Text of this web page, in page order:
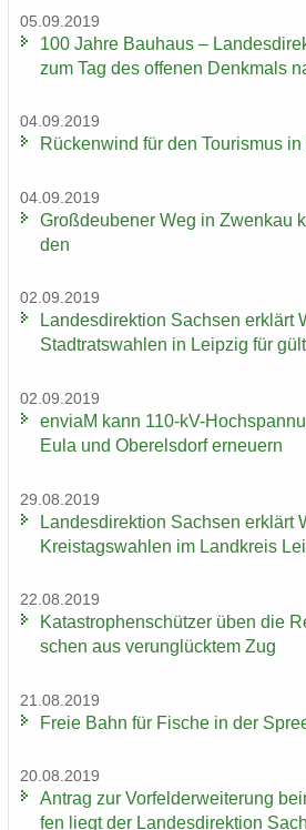
05.09.2019
100 Jahre Bau­haus –
zum Tag des of­fe­nen Denk­mals
04.09.2019
Rü­cken­wind für den Tou­ris­mus
04.09.2019
Groß­deu­be­ner Weg in Zwenkau
den
02.09.2019
Lan­des­di­rek­ti­on Sach­sen er­klärt
Stadt­rats­wah­len in Leip­zig für
02.09.2019
en­viaM kann 110-​kV-
Eula und Ober­els­dorf er­neu­ern
29.08.2019
Lan­des­di­rek­ti­on Sach­sen er­klärt
Kreis­tags­wah­len im Land­kreis
22.08.2019
Ka­ta­stro­phen­schüt­zer üben die
schen aus ver­un­glück­tem Zug
21.08.2019
Freie Bahn für Fi­sche in der
20.08.2019
An­trag zur Vor­fel­d­er­wei­te­rung
fen liegt der Lan­des­di­rek­ti­on